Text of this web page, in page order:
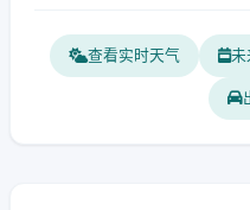
查看实时天气 未